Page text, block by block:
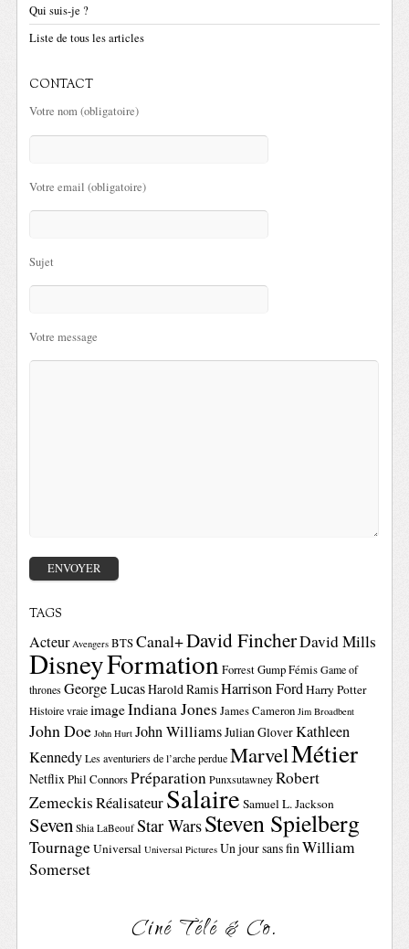
Qui suis-je ?
Liste de tous les articles
CONTACT
Votre nom (obligatoire)
Votre email (obligatoire)
Sujet
Votre message
TAGS
Acteur Avengers BTSCanal+David FincherDavid Mills
DisneyFormationForrest GumpFémis Game of
thrones George LucasHarold RamisHarrison FordHarry Potter
Histoire vraie imageIndiana Jones James Cameron Jim Broadbent
John Doe John Hurt John WilliamsJulian GloverKathleen
Kennedy Les aventuriers de l’arche perdue MarvelMétier
NetflixPhil ConnorsPréparation Punxsutawney Robert
ZemeckisRéalisateurSalaire Samuel L. Jackson
Seven Shia LaBeouf Star WarsSteven Spielberg
TournageUniversal Universal Pictures Un jour sans finWilliam
Somerset
Ciné Télé & Co.